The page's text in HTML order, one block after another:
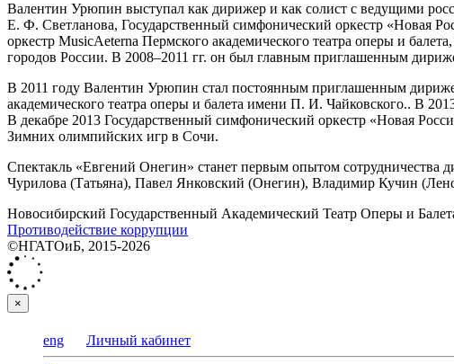
Валентин Урюпин выступал как дирижер и как солист с ведущими
Е. Ф. Светланова, Государственный симфонический оркестр «Новая
оркестр MusicAeterna Пермского академического театра оперы и
городов России. В 2008–2011 гг. он был главным приглашенным
В 2011 году Валентин Урюпин стал постоянным приглашенным
академического театра оперы и балета имени П. И. Чайковского.. В
В декабре 2013 Государственный симфонический оркестр «Новая
Зимних олимпийских игр в Сочи.
Спектакль «Евгений Онегин» станет первым опытом сотрудничества
Чурилова (Татьяна), Павел Янковский (Онегин), Владимир Кучин
Новосибирский Государственный Академический Театр Оперы и
Противодействие коррупции
©НГАТОиБ, 2015-2026
×
eng Личный кабинет